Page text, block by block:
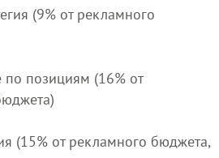
(9% от рекламного
позициям (16% от
(15% от рекламного бюджета,